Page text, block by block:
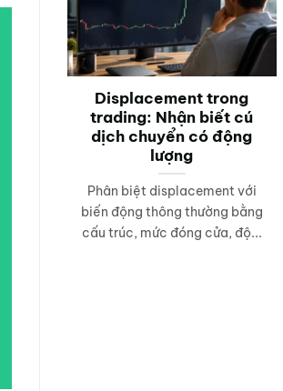
Displacement trong
trading: Nhận biết cú
dịch chuyển có động
lượng
Phân biệt displacement với
biến động thông thường bằng
cấu trúc, mức đóng cửa, độ...